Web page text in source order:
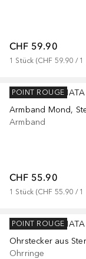
CHF 59.90
1 Stück (CHF 59.90 / 1
RAFAELA DONATA
Armband
CHF 55.90
1 Stück (CHF 55.90 / 1
POINT ROUGE
RAFAELA DONATA
Ohrringe
POINT ROUGE